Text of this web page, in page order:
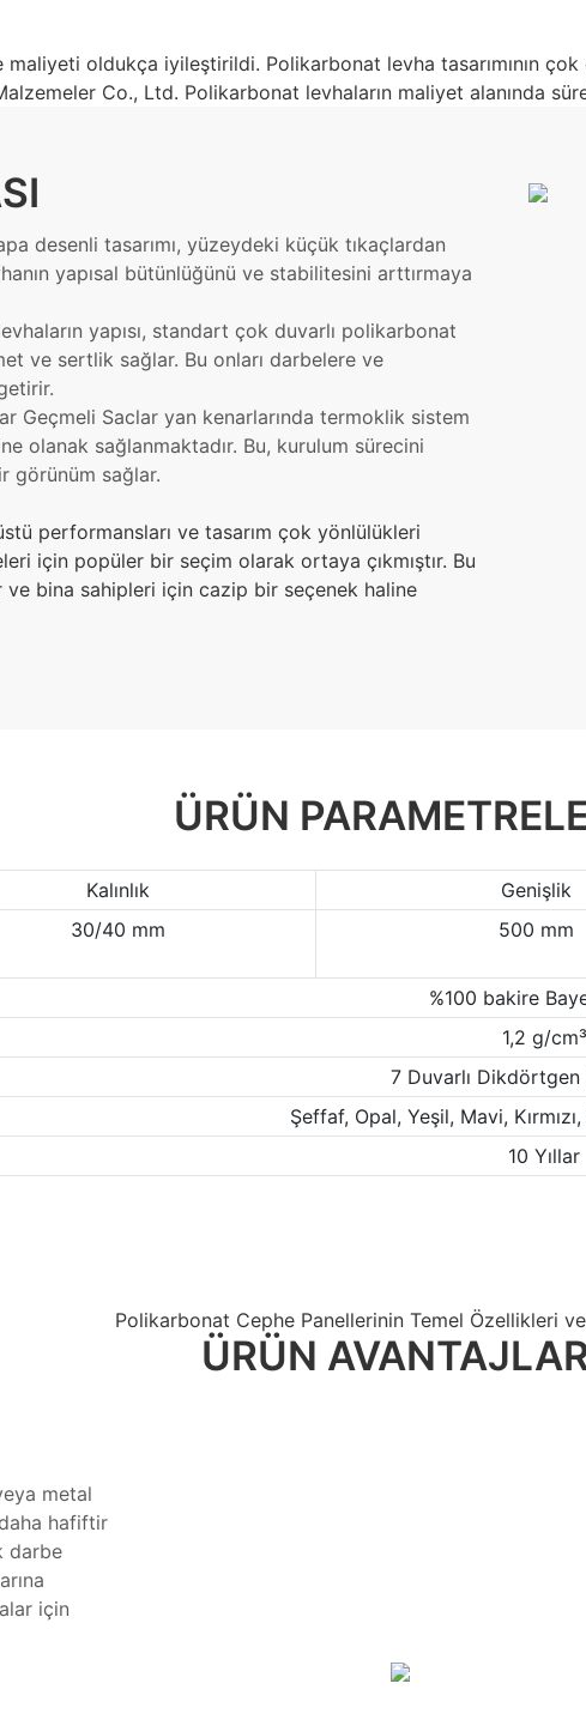
oldukça iyileştirildi. Polikarbonat levha tasarımının
Co., Ltd. Polikarbonat levhaların maliyet alanında
desenli tasarımı, yüzeydeki küçük tıkaçlardan
yapısal bütünlüğünü ve stabilitesini arttırmaya
yapısı, standart çok duvarlı polikarbonat
ve sertlik sağlar. Bu onları darbelere ve
Geçmeli Saclar yan kenarlarında termoklik sistem
olanak sağlanmaktadır. Bu, kurulum sürecini
görünüm sağlar.
performansları ve tasarım çok yönlülükleri
için popüler bir seçim olarak ortaya çıkmıştır. Bu
ve bina sahipleri için cazip bir seçenek haline
ÜRÜN
Kalınlık Genişlik
30/40 mm 500 mm
%100 bakire
1,2 g/cm³
7 Duvarlı Dikdörtgen
Şeffaf, Opal, Yeşil, Mavi,
10 Yıllar
Polikarbonat Cephe Panellerinin Temel Özellikleri
ÜRÜN
metal
hafiftir
darbe
için